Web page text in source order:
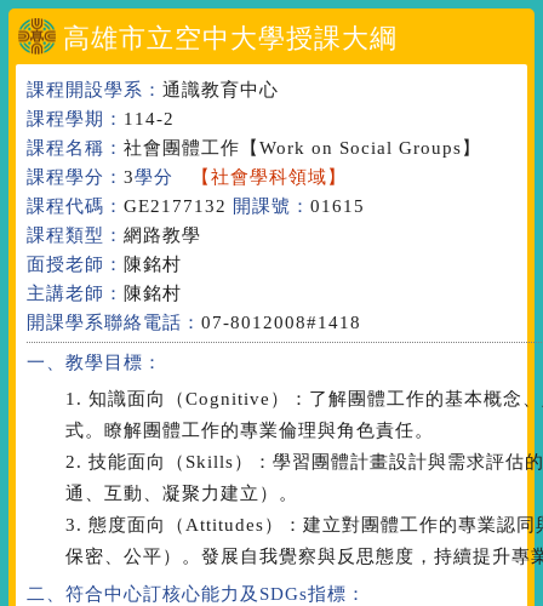
高雄市立空中大學授課大綱
課程開設學系： 通識教育中心
課程學期： 114-2
課程名稱： 社會團體工作 【Work on Social Groups】
課程學分： 3學分
【社會學科領域】
課程代碼： GE2177132 開課號： 01615
課程類型： 網路教學
面授老師： 陳銘村
主講老師： 陳銘村
開課學系聯絡電話： 07-8012008#1418
一、教學目標：
1. 知識面向（Cognitive）：了解團體工作的基本概念
式。瞭解團體工作的專業倫理與角色責任。
2. 技能面向（Skills）：學習團體計畫設計與需求評估
通、互動、凝聚力建立）。
3. 態度面向（Attitudes）：建立對團體工作的專業認
保密、公平）。發展自我覺察與反思態度，持續提升專
二、符合中心訂核心能力 及SDGs指標 ：